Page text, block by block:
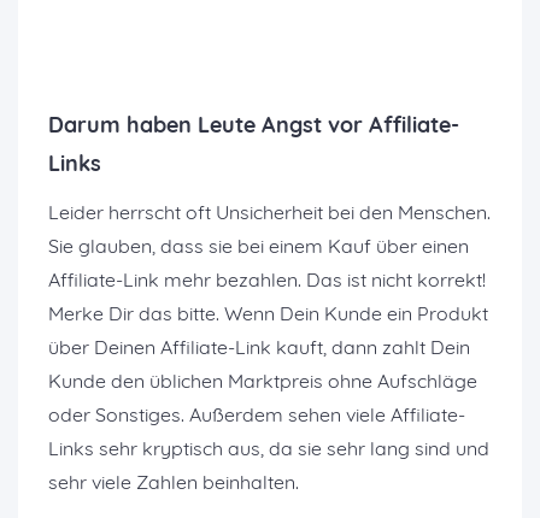
Darum haben Leute Angst vor Affiliate-
Links
Leider herrscht oft Unsicherheit bei den Menschen.
Sie glauben, dass sie bei einem Kauf über einen
Affiliate-Link mehr bezahlen. Das ist nicht korrekt!
Merke Dir das bitte. Wenn Dein Kunde ein Produkt
über Deinen Affiliate-Link kauft, dann zahlt Dein
Kunde den üblichen Marktpreis ohne Aufschläge
oder Sonstiges. Außerdem sehen viele Affiliate-
Links sehr kryptisch aus, da sie sehr lang sind und
sehr viele Zahlen beinhalten.